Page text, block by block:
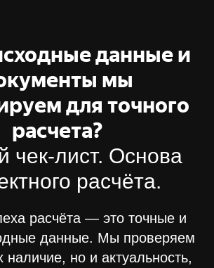
данные и
мы
для точного
расчета?
чек-лист. Основа
расчёта.
расчёта — это точные и
данные. Мы проверяем
наличие, но и актуальность,